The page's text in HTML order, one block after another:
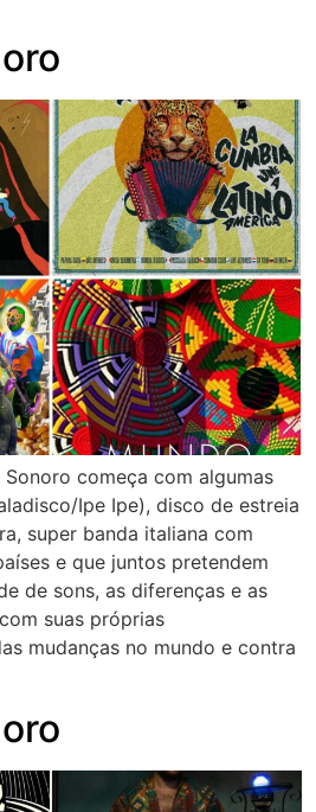
começa com algumas
Ipe Ipe), disco de estreia
super banda italiana com
e que juntos pretendem
de sons, as diferenças e as
suas próprias
mudanças no mundo e contra